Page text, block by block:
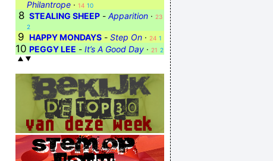
Philantrope · 14 10
8 STEALING SHEEP - Apparition · 23
2
9 HAPPY MONDAYS - Step On · 24 1
10 PEGGY LEE - It’s A Good Day · 21 2